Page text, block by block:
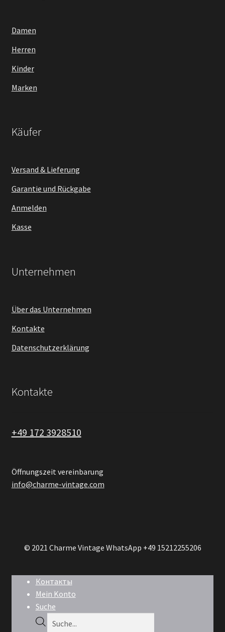
Damen
Herren
Kinder
Marken
Käufer
Versand & Lieferung
Garantie und Rückgabe
Anmelden
Kasse
Unternehmen
Über das Unternehmen
Kontakte
Datenschutzerklärung
Kontakte
+49 172 3928510
Öffnungszeit vereinbarung
info@charme-vintage.com
© 2021 Charme Vintage WhatsApp +49 15212255206
Контакты
Mein Konto
Suche